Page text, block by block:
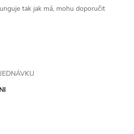
tak jak má, mohu doporučit